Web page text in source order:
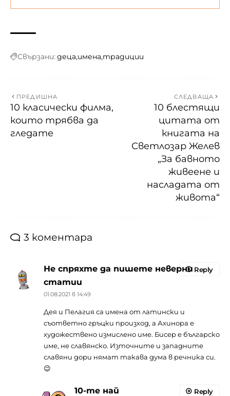
Свързани: деца имена традиции
ПРЕДИШНА
10 класически филма,
които трябва да
гледате
СЛЕДВАЩА
10 блестящи
цитата от
книгата на
Светлозар Желев
„За бавното
живеене и
насладата от
живота“
3 коментара
Не спряхте да пишете неверни
статии
01.08.2021 в 14:49
Дея и Пелагия са имена от латински и
съответно гръцки произход, а Ахинора е
художествено измислено име. Бисер е българско
име, не славянско. Източните и западните
славяни дори нямат такава дума в речника си.
😉
Reply
10-те най Reply